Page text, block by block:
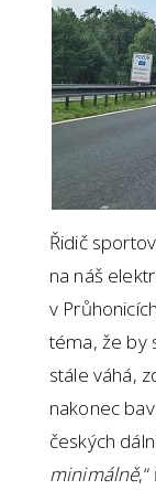
Řidič
na náš
v
téma, že by
stále váhá,
nakonec
českých
minimálně